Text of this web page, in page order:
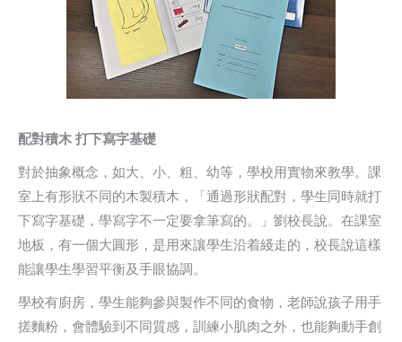
配對積木 打下寫字基礎
對於抽象概念，如大、小、粗、幼等，學校用實物來教學。課
室上有形狀不同的木製積木，「通過形狀配對，學生同時就打
下寫字基礎，學寫字不一定要拿筆寫的。」劉校長說。在課室
地板，有一個大圓形，是用來讓學生沿着綫走的，校長說這樣
能讓學生學習平衡及手眼協調。
學校有廚房，學生能夠參與製作不同的食物，老師說孩子用手
搓麵粉，會體驗到不同質感，訓練小肌肉之外，也能夠動手創